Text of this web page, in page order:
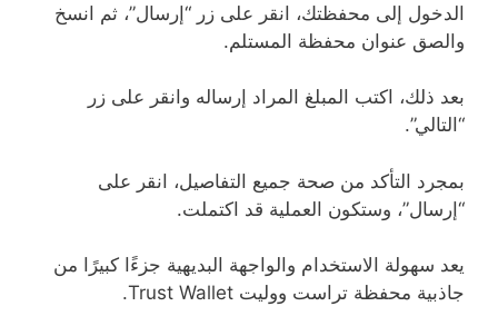
الدخول إلى محفظتك، انقر على زر “إرسال”، ثم انسخ
والصق عنوان محفظة المستلم.
بعد ذلك، اكتب المبلغ المراد إرساله وانقر على زر
“التالي”.
بمجرد التأكد من صحة جميع التفاصيل، انقر على
“إرسال”، وستكون العملية قد اكتملت.
يعد سهولة الاستخدام والواجهة البديهية جزءًا كبيرًا من
جاذبية محفظة تراست ووليت Trust Wallet.